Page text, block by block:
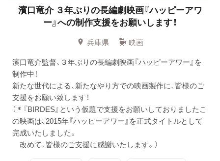
濱口竜介 ３年ぶりの長編劇映画『ハッピーアワ
ー』への制作支援をお願いします！
兵庫県
映画
濱口竜介監督、３年ぶりの長編劇映画『ハッピーアワー』を
制作中！
新たな世代による、新たなやり方での映画製作に、皆様のご
支援をお願い致します！
（＊『BIRDES』という仮題で支援をお願いしておりましたこ
の映画は、2015年『ハッピーアワー』を正式タイトルとして
完成いたしました。
改めて、皆様のご支援に感謝いたします。）